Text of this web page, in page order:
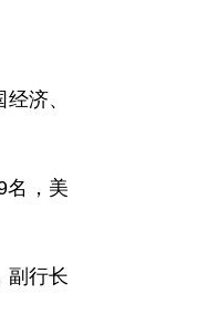
济、
名，美
副行长